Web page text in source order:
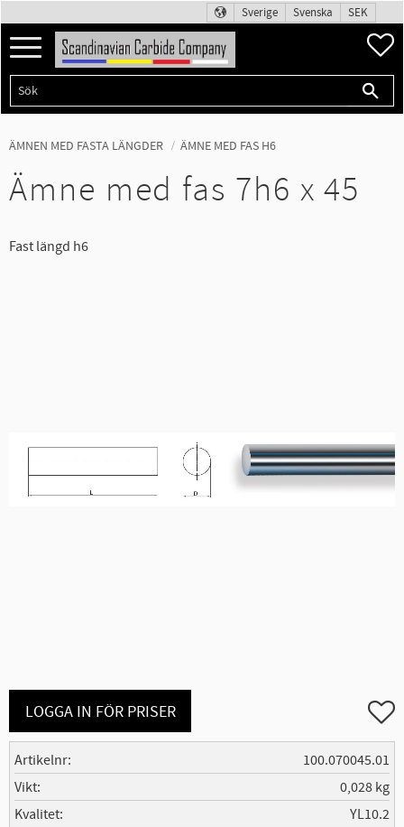
Meny
Sverige Svenska SEK
ÄMNEN MED FASTA LÄNGDER ÄMNE MED FAS H6
Ämne med fas 7h6 x 45
Fast längd h6
LOGGA IN FÖR PRISER Lägg
Artikelnr
100.070045.01
Vikt
0,028 kg
Kvalitet
YL10.2